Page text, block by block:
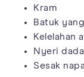
Kram
Batuk
Kelelahan
Nyeri dada
Sesak